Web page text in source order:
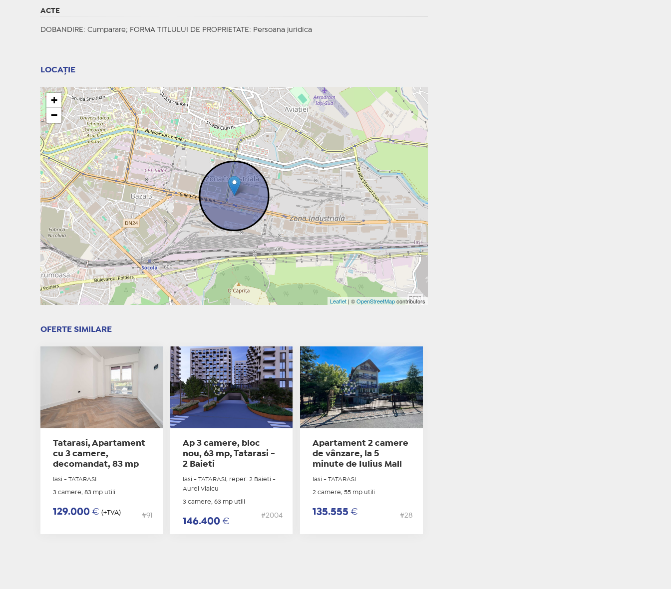
ACTE
DOBANDIRE : Cumparare; FORMA TITLULUI DE PROPRIETATE : Persoana juridica
LOCAȚIE
+
−
Leaflet| ©OpenStreetMapcontributors
OFERTE SIMILARE
Tatarasi, Apartament
cu 3 camere,
decomandat, 83 mp
Iasi - TATARASI
3 camere, 83 mp utili
129.000 € (+TVA) #91
Ap 3 camere, bloc
nou, 63 mp, Tatarasi -
2 Baieti
Iasi - TATARASI, reper: 2 Baieti -
Aurel Vlaicu
3 camere, 63 mp utili
146.400€
#2004
Apartament 2 camere
de vânzare, la 5
minute de Iulius Mall
Iasi - TATARASI
2 camere, 55 mp utili
135.555€ #28